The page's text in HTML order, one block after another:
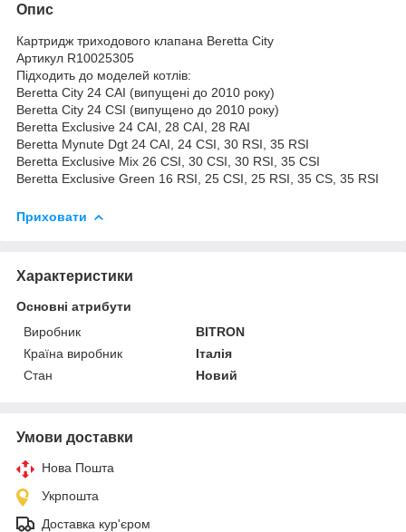
Опис
Картридж триходового клапана Beretta City
Артикул R10025305
Підходить до моделей котлів:
Beretta City 24 CAI (випущені до 2010 року)
Beretta City 24 CSI (випущено до 2010 року)
Beretta Exclusive 24 CAI, 28 CAI, 28 RAI
Beretta Mynute Dgt 24 CAI, 24 CSI, 30 RSI, 35 RSI
Beretta Exclusive Mix 26 CSI, 30 CSI, 30 RSI, 35 CSI
​​​Beretta Exclusive Green 16 RSI, 25 CSI, 25 RSI, 35 CS, 35 RSI
Приховати
Характеристики
Основні атрибути
Виробник
BITRON
Країна виробник
Італія
Стан
Новий
Умови доставки
Нова Пошта
Укрпошта
Доставка кур'єром